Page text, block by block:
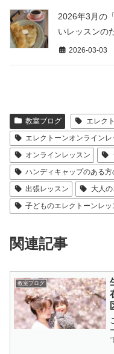
2026年3月の
いレッスンの
2026-03-03
教室ブログ
エレク
エレクトーンオンラインレ
オンラインレッスン
ハンディキャップのある方
出張レッスン
大人
子どものエレクトーンレッ
関連記事
教室ブログ